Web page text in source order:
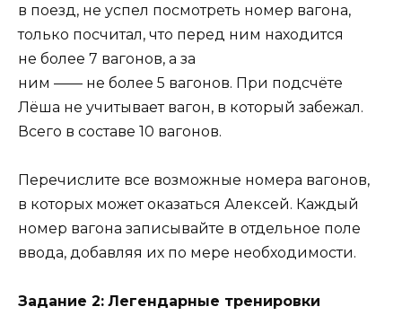
в поезд, не успел посмотреть номер вагона,
только посчитал, что перед ним находится
не более 7 вагонов, а за
ним —— не более 5 вагонов. При подсчёте
Лёша не учитывает вагон, в который забежал.
Всего в составе 10 вагонов.
Перечислите все возможные номера вагонов,
в которых может оказаться Алексей. Каждый
номер вагона записывайте в отдельное поле
ввода, добавляя их по мере необходимости.
Задание 2: Легендарные тренировки